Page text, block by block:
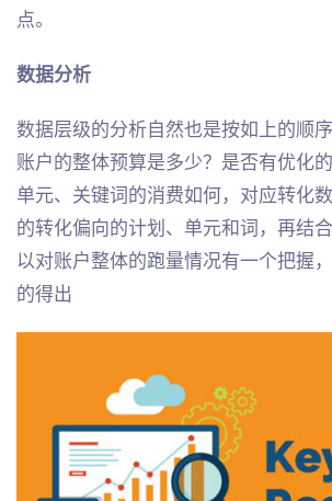
点。
数据分析
数据层级的分析自然也是按如上的顺序
账户的整体预算是多少？是否有优化的
单元、关键词的消费如何，对应转化
的转化偏向的计划、单元和词，再结
以对账户整体的跑量情况有一个把握
的得出